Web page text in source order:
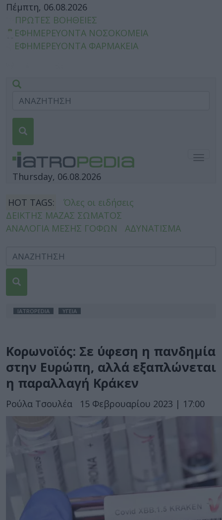
Πέμπτη, 06.08.2026
ΠΡΩΤΕΣ ΒΟΗΘΕΙΕΣ
ΕΦΗΜΕΡΕΥΟΝΤΑ ΝΟΣΟΚΟΜΕΙΑ
ΕΦΗΜΕΡΕΥΟΝΤΑ ΦΑΡΜΑΚΕΙΑ
Thursday, 06.08.2026
HOT TAGS:
Όλες οι ειδήσεις
ΔΕΙΚΤΗΣ ΜΑΖΑΣ ΣΩΜΑΤΟΣ
ΑΝΑΛΟΓΙΑ ΜΕΣΗΣ ΓΟΦΩΝ
ΑΔΥΝΑΤΙΣΜΑ
IATROPEDIA ΥΓΕΙΑ
Κορωνοϊός: Σε ύφεση η πανδημία
στην Ευρώπη, αλλά εξαπλώνεται
η παραλλαγή Κράκεν
Ρούλα Τσουλέα 15 Φεβρουαρίου 2023 | 17:00